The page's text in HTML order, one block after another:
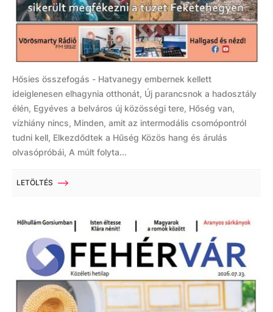
Hősies összefogás - Hatvanegy embernek kellett
ideiglenesen elhagynia otthonát, Új parancsnok a hadosztály
élén, Egyéves a belváros új közösségi tere, Hőség van,
vízhiány nincs, Minden, amit az intermodális csomópontról
tudni kell, Elkezdődtek a Hűség Közös hang és árulás
olvasópróbái, A múlt folyta...
LETÖLTÉS